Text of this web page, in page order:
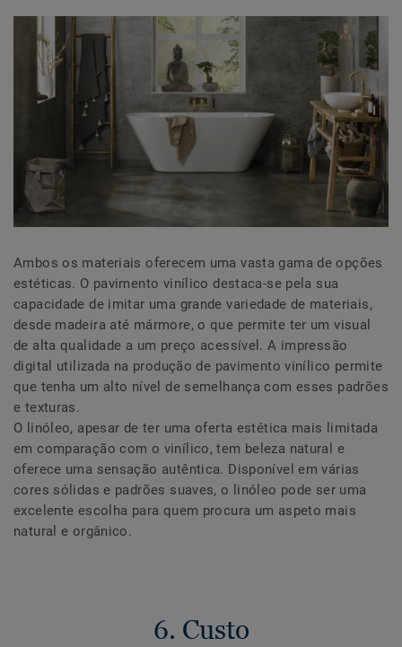
Ambos os materiais oferecem uma vasta gama de opções
estéticas. O pavimento vinílico destaca-se pela sua
capacidade de imitar uma grande variedade de materiais,
desde madeira até mármore, o que permite ter um visual
de alta qualidade a um preço acessível. A impressão
digital utilizada na produção de pavimento vinílico permite
que tenha um alto nível de semelhança com esses padrões
e texturas.
O linóleo, apesar de ter uma oferta estética mais limitada
em comparação com o vinílico, tem beleza natural e
oferece uma sensação autêntica. Disponível em várias
cores sólidas e padrões suaves, o linóleo pode ser uma
excelente escolha para quem procura um aspeto mais
natural e orgânico.
6. Custo